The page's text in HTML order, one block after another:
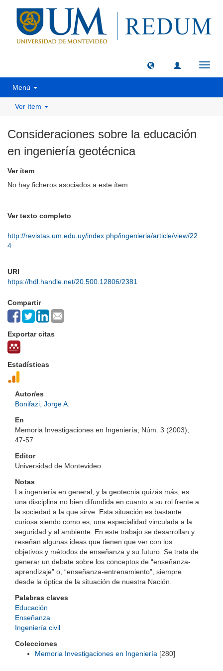
Menú
Ver ítem
Consideraciones sobre la educación
en ingeniería geotécnica
Ver ítem
No hay ficheros asociados a este ítem.
Ver texto completo
http://revistas.um.edu.uy/index.php/ingenieria/article/view/22
4
URI
https://hdl.handle.net/20.500.12806/2381
Compartir
Exportar citas
Estadísticas
Autor/es
Bonifazi, Jorge A.
En
Memoria Investigaciones en Ingeniería; Núm. 3 (2003);
47-57
Editor
Universidad de Montevideo
Notas
La ingeniería en general, y la geotecnia quizás más, es
una disciplina no bien difundida en cuanto a su rol frente a
la sociedad a la que sirve. Esta situación es bastante
curiosa siendo como es, una especialidad vinculada a la
seguridad y al ambiente. En este trabajo se desarrollan y
reseñan algunas ideas que tienen que ver con los
objetivos y métodos de enseñanza y su futuro. Se trata de
generar un debate sobre los conceptos de “enseñanza-
aprendizaje” o, “enseñanza-entrenamiento”, siempre
desde la óptica de la situación de nuestra Nación.
Palabras claves
Educación
Enseñanza
Ingeniería civil
Colecciones
Memoria Investigaciones en Ingeniería [280]